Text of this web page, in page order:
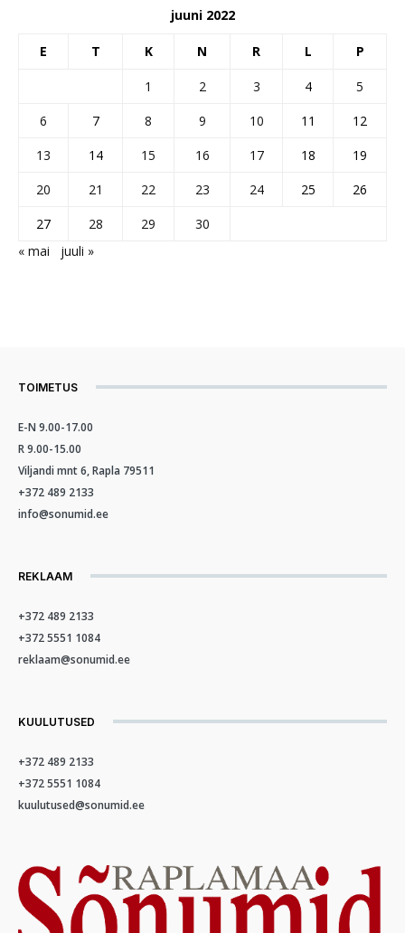
juuni 2022
E T K N R L P
1 2 3 4
5
6
7 8 9 10 11
12
13
14 15 16 17 18
19
20
21 22 23 24 25
26
27
28 29
30
« mai
juuli »
TOIMETUS
E-N 9.00-17.00
R 9.00-15.00
Viljandi mnt 6, Rapla 79511
+372 489 2133
info@sonumid.ee
REKLAAM
+372 489 2133
+372 5551 1084
reklaam@sonumid.ee
KUULUTUSED
+372 489 2133
+372 5551 1084
kuulutused@sonumid.ee